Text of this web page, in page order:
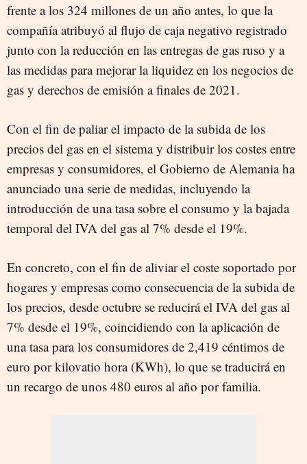
frente a los 324 millones de un año antes, lo que la
compañía atribuyó al flujo de caja negativo registrado
junto con la reducción en las entregas de gas ruso y a
las medidas para mejorar la liquidez en los negocios de
gas y derechos de emisión a finales de 2021.
Con el fin de paliar el impacto de la subida de los
precios del gas en el sistema y distribuir los costes entre
empresas y consumidores, el Gobierno de Alemania ha
anunciado una serie de medidas, incluyendo la
introducción de una tasa sobre el consumo y la bajada
temporal del IVA del gas al 7% desde el 19%.
En concreto, con el fin de aliviar el coste soportado por
hogares y empresas como consecuencia de la subida de
los precios, desde octubre se reducirá el IVA del gas al
7% desde el 19%, coincidiendo con la aplicación de
una tasa para los consumidores de 2,419 céntimos de
euro por kilovatio hora (KWh), lo que se traducirá en
un recargo de unos 480 euros al año por familia.